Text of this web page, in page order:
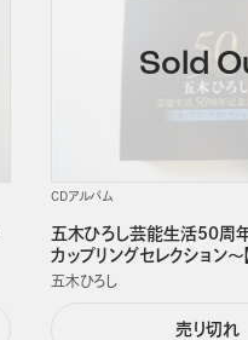
CDアルバム
五木ひろし芸能生活50周
カップリングセレクション～
五木ひろし
売り切れ